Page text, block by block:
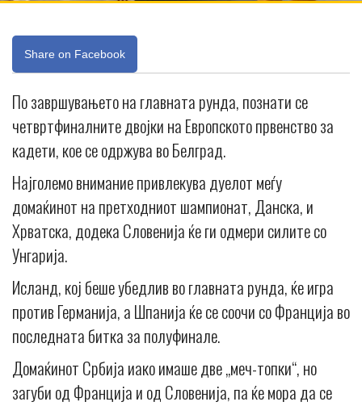
Share on Facebook
По завршувањето на главната рунда, познати се
четвртфиналните двојки на Европското првенство за
кадети, кое се одржува во Белград.
Најголемо внимание привлекува дуелот меѓу
домаќинот на претходниот шампионат, Данска, и
Хрватска, додека Словенија ќе ги одмери силите со
Унгарија.
Исланд, кој беше убедлив во главната рунда, ќе игра
против Германија, а Шпанија ќе се соочи со Франција во
последната битка за полуфинале.
Домаќинот Србија иако имаше две „меч-топки“, но
загуби од Франција и од Словенија, па ќе мора да се